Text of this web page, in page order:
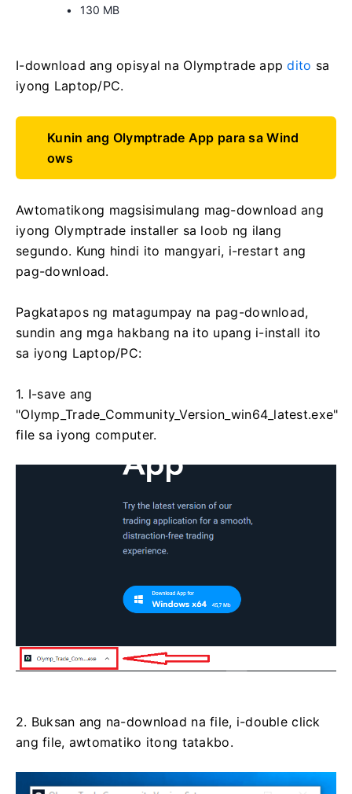
130 MB
I-download ang opisyal na Olymptrade appdito sa
iyong Laptop/PC.
Kunin ang Olymptrade App para sa Wind
ows
Awtomatikong magsisimulang mag-download ang
iyong Olymptrade installer sa loob ng ilang
segundo. Kung hindi ito mangyari, i-restart ang
pag-download.
Pagkatapos ng matagumpay na pag-download,
sundin ang mga hakbang na ito upang i-install ito
sa iyong Laptop/PC:
1. I-save ang
"Olymp_Trade_Community_Version_win64_latest.exe"
file sa iyong computer.
2. Buksan ang na-download na file, i-double click
ang file, awtomatiko itong tatakbo.